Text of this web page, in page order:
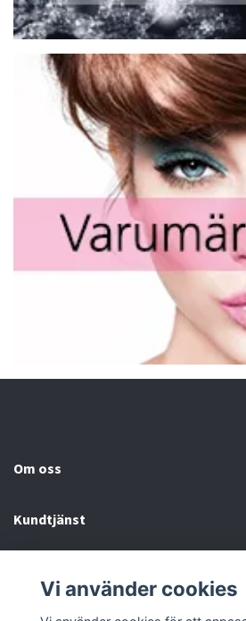
Om oss
Kundtjänst
Vi använder cookies